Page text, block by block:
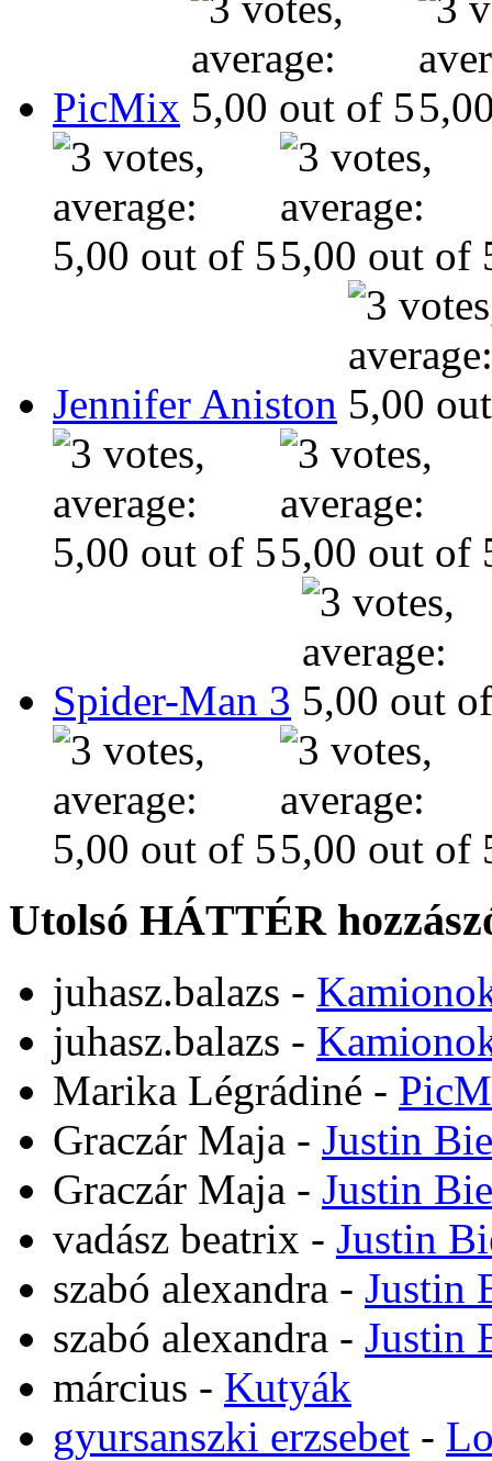
PicMix
Jennifer Aniston
Spider-Man 3
Utolsó HÁTTÉR
juhasz.balazs -
juhasz.balazs -
Marika Légrádiné -
Graczár Maja - Justin
Graczár Maja - Justin
vadász beatrix - Justin
szabó alexandra - Justin
szabó alexandra - Justin
március - Kutyák
gyursanszki erzsebet -